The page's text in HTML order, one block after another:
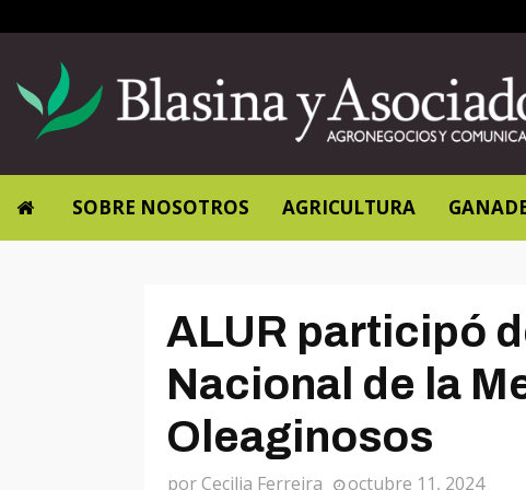
SOBRE NOSOTROS AGRICULTURA
ALUR participó
Nacional de la
Oleaginosos
porCecilia Ferreira octubre 11, 2024